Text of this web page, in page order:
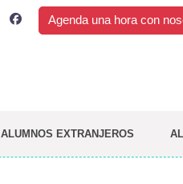
Agenda una hora con
ALUMNOS EXTRANJEROS